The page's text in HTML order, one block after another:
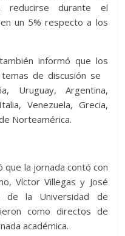
reducirse durante el
un 5% respecto a los
informó que los
de discusión se
Uruguay, Argentina,
Venezuela, Grecia,
Norteamérica.
que la jornada contó con
Víctor Villegas y José
de la Universidad de
como directos de
académica.